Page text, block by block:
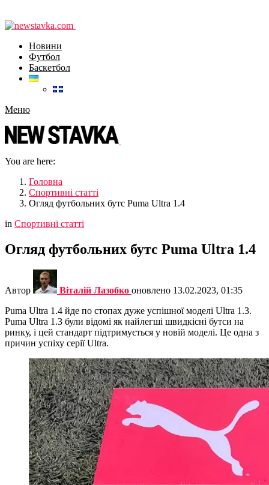
Новини
Футбол
Баскетбол
Меню
You are here:
Головна
Спортивні статті
Огляд футбольних бутс Puma Ultra 1.4
in Спортивні статті
Огляд футбольних бутс Puma Ultra 1.4
Автор Віталій Лазобко оновлено 13.02.2023, 01:35
Puma Ultra 1.4 йде по стопах дуже успішної моделі Ultra 1.3.
Puma Ultra 1.3 були відомі як найлегші швидкісні бутси на
ринку, і цей стандарт підтримується у новій моделі. Це одна з
причин успіху серії Ultra.